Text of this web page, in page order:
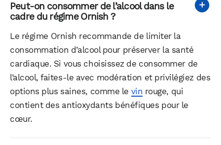
Peut-on consommer de l’alcool dans le
cadre du régime Ornish ?
Le régime Ornish recommande de limiter la
consommation d’alcool pour préserver la santé
cardiaque. Si vous choisissez de consommer de
l’alcool, faites-le avec modération et privilégiez des
options plus saines, comme le vin rouge, qui
contient des antioxydants bénéfiques pour le
cœur.